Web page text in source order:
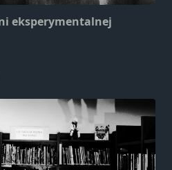
eksperymentalnej